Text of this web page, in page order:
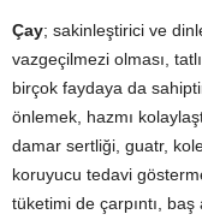
Çay; sakinleştirici ve
vazgeçilmezi olması,
birçok faydaya da
önlemek, hazmı
damar sertliği, guatr,
koruyucu tedavi
tüketimi de çarpıntı, baş